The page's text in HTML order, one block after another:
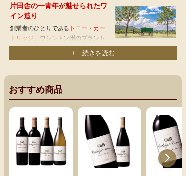
クンデの始まりはマルゴーとラフィ
ットの樹から！
クンデが1904年に初めて所有した畑に
ェームス・ショーとジェームス・ドランモンドが買い
付けたシャトー・マルゴーとシャトー・ラフィット・
ロートシルトのぶどう樹が植えられていました。クン
ていて、パーカー100ポイント醸造家であり、オーパ
ス・ワンの初期醸造長を務めたポール・ホッブスもク
ンデからぶどうを買い付け、「ポール・ホッブス・ク
ンデ・ヴィンヤード」というブランドをリリースして
いました。
片田舎の一青年が魅せられたワ
イン造り
創業者のひとりである トニー・カー
トリッジ 。ワシントン州のプラント
工場で働く青年時代の彼の愛読書
は、カリフォルニアワインの偉大な造り手の物語。ワイン造
公衆電話で電話帳を広げ、ワイナリーの仕事口を片っ端から
探します。伝説はここから始まりました
ジ。1980年、ナパ・ヴァレーのガレージから２人のワイン造
りは始まりました 。カートリッジの持つワインに対する愛情
と夢、ブラウンの持つビジネスセンスが融合し、２人の小さ
なカンパニーは成長。より良いワイン造りを求め、ナパから
ソノマ、メンドシーノへと手を広げていきます。
35年あまりで世界から愛される
+ 続きを読む
おすすめ商品